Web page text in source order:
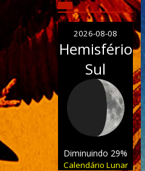
2026-08-08
Hemisfério
Sul
Diminuindo 29%
Calendário Lunar